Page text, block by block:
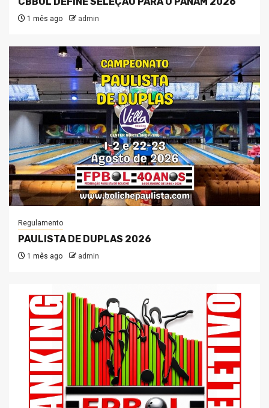
1 mês ago admin
Regulamento
PAULISTA DE DUPLAS 2026
1 mês ago admin